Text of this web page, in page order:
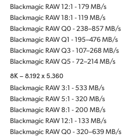
Blackmagic RAW 12:1 - 179 MB/s
Blackmagic RAW 18:1 - 119 MB/s
Blackmagic RAW Q0 - 238–857 MB/s
Blackmagic RAW Q1 - 195–476 MB/s
Blackmagic RAW Q3 - 107–268 MB/s
Blackmagic RAW Q5 - 72–214 MB/s
8K – 8.192 x 5.360
Blackmagic RAW 3:1 - 533 MB/s
Blackmagic RAW 5:1 - 320 MB/s
Blackmagic RAW 8:1 - 200 MB/s
Blackmagic RAW 12:1 - 133 MB/s
Blackmagic RAW Q0 - 320–639 MB/s